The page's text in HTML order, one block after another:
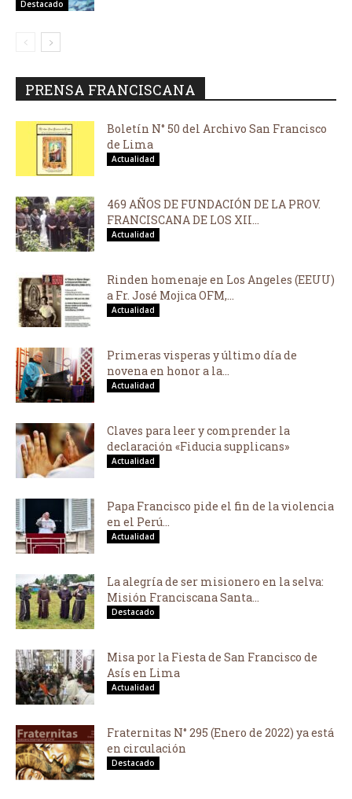
Destacado
PRENSA FRANCISCANA
Boletín N° 50 del Archivo San Francisco
de Lima
Actualidad
469 AÑOS DE FUNDACIÓN DE LA PROV.
FRANCISCANA DE LOS XII...
Actualidad
Rinden homenaje en Los Angeles (EEUU)
a Fr. José Mojica OFM,...
Actualidad
Primeras visperas y último día de
novena en honor a la...
Actualidad
Claves para leer y comprender la
declaración «Fiducia supplicans»
Actualidad
Papa Francisco pide el fin de la violencia
en el Perú...
Actualidad
La alegría de ser misionero en la selva:
Misión Franciscana Santa...
Destacado
Misa por la Fiesta de San Francisco de
Asís en Lima
Actualidad
Fraternitas N° 295 (Enero de 2022) ya está
en circulación
Destacado